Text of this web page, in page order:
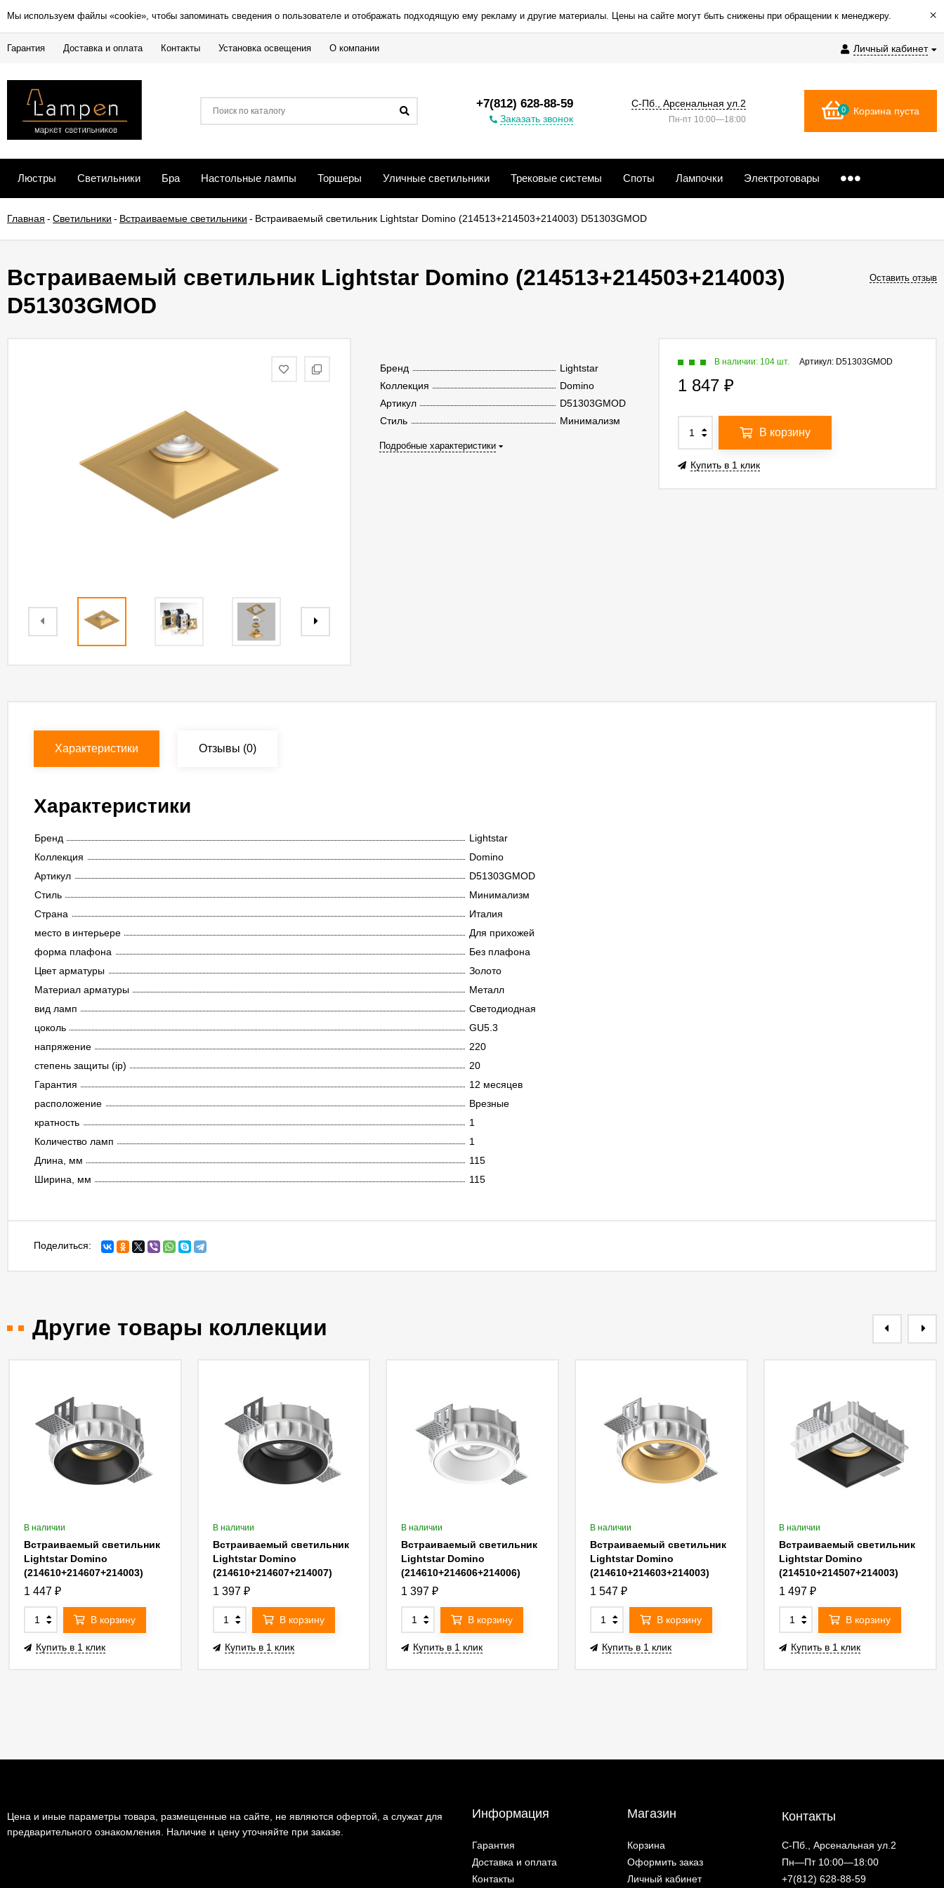
Мы используем файлы «cookie», чтобы запоминать сведения о пользователе и отображать подходящую ему рекламу и другие материалы. Цены на сайте могут быть снижены при обращении к менеджеру. ×
Личный кабинет
Гарантия Доставка и оплата Контакты Установка освещения О компании
+7(812) 628-88-59
Заказать звонок
С-Пб., Арсенальная ул.2
Пн-пт 10:00—18:00
0 Корзина пуста
Люстры Светильники Бра Настольные лампы Торшеры Уличные светильники Трековые системы Споты Лампочки Электротовары
Главная - Светильники - Встраиваемые светильники - Встраиваемый светильник Lightstar Domino (214513+214503+214003) D51303GMOD
Встраиваемый светильник Lightstar Domino (214513+214503+214003)
D51303GMOD
Оставить отзыв
Бренд
Lightstar
Коллекция
Domino
Артикул
D51303GMOD
Стиль
Минимализм
Подробные характеристики
Артикул: D51303GMOD
В наличии: 104 шт.
1 847 ₽
В корзину
Купить в 1 клик
Характеристики Отзывы (0)
Характеристики
Бренд
Lightstar
Коллекция
Domino
Артикул
D51303GMOD
Стиль
Минимализм
Страна
Италия
место в интерьере
Для прихожей
форма плафона
Без плафона
Цвет арматуры
Золото
Материал арматуры
Металл
вид ламп
Светодиодная
цоколь
GU5.3
напряжение
220
степень защиты (ip)
20
Гарантия
12 месяцев
расположение
Врезные
кратность
1
Количество ламп
1
Длина, мм
115
Ширина, мм
115
Поделиться:
Другие товары коллекции
В наличии
Встраиваемый светильник
Lightstar Domino
(214610+214607+214003)
G214607GMOD
1 447 ₽
В корзину
Купить в 1 клик
В наличии
Встраиваемый светильник
Lightstar Domino
(214610+214607+214007)
G214607BMOD
1 397 ₽
В корзину
Купить в 1 клик
В наличии
Встраиваемый светильник
Lightstar Domino
(214610+214606+214006)
G214606WMOD
1 397₽
В корзину
Купить в 1 клик
В наличии
Встраиваемый светильник
Lightstar Domino
(214610+214603+214003)
G214603GMOD
1 547₽
В корзину
Купить в 1 клик
В наличии
Встраиваемый светильник
Lightstar Domino
(214510+214507+214003)
G214507GMOD
1 497 ₽
В корзину
Купить в 1 клик
Цена и иные параметры товара, размещенные на сайте, не являются офертой, а служат для
предварительного ознакомления. Наличие и цену уточняйте при заказе.
Информация
Гарантия
Доставка и оплата
Контакты
Магазин
Корзина
Оформить заказ
Личный кабинет
Контакты
С-Пб., Арсенальная ул.2
Пн—Пт 10:00—18:00
+7(812) 628-88-59